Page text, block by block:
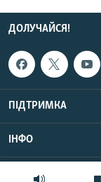
ДОЛУЧАЙСЯ!
ПІДТРИМКА
ІНФО